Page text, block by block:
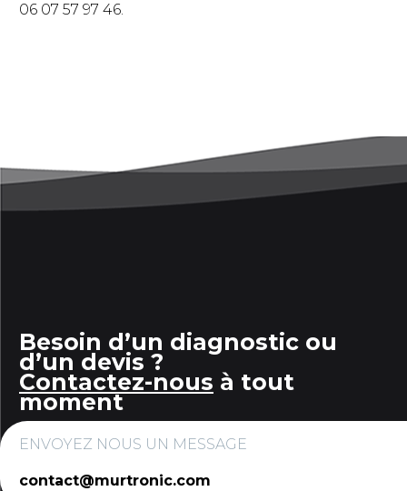
06 07 57 97 46.
Besoin d’un diagnostic ou
d’un devis ?
Contactez-nous à tout
moment
ENVOYEZ NOUS UN MESSAGE
contact@murtronic.com